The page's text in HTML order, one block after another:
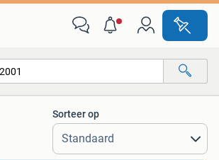
Alle afstanden…
Sorteer op